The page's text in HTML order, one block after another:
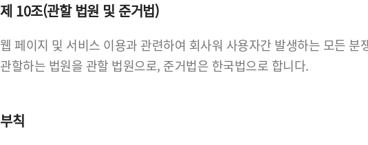
제 10조(관할 법원 및 준거법)
웹 페이지 및 서비스 이용과 관련하여 회사워 사용자간 발생하는 모든
관할하는 법원을 관할 법원으로, 준거법은 한국법으로 합니다.
부칙